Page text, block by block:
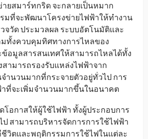
ยสมาร์ทกริด จะกลายเป็นหมาก
มที่จะพัฒนาโครงข่ายไฟฟ้าให้ทำงาน
วัด ประมวลผล ระบบอัตโนมัติและ
ทั้งควบคุมทิศทางการไหลของ
อมูลสารสนเทศให้สามารถไหลได้ทั้ง
สามารถรองรับแหล่งไฟฟ้าจาก
ำนวนมากที่กระจายตัวอยู่ทั่วไป การ
ที่จะเพิ่มจำนวนมากขึ้นในอนาคต
โอกาสให้ผู้ใช้ไฟฟ้า ทั้งผู้ประกอบการ
สามารถบริหารจัดการการใช้ไฟฟ้า
วิตและพฤติกรรมการใช้ไฟในแต่ละ